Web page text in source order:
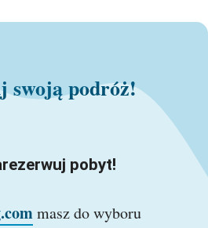
swoją podróż!
pobyt!
masz do wyboru